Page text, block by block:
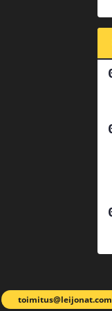
toimitus@leijonat.com